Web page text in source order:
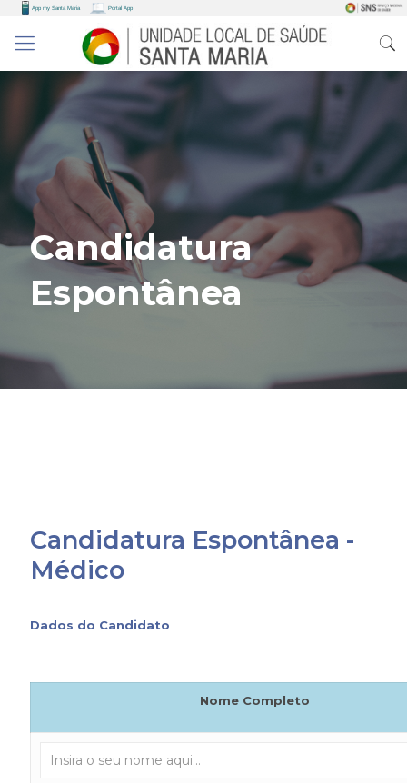
Candidatura
Espontânea
Candidatura Espontânea -
Médico
Dados do Candidato
Nome Completo